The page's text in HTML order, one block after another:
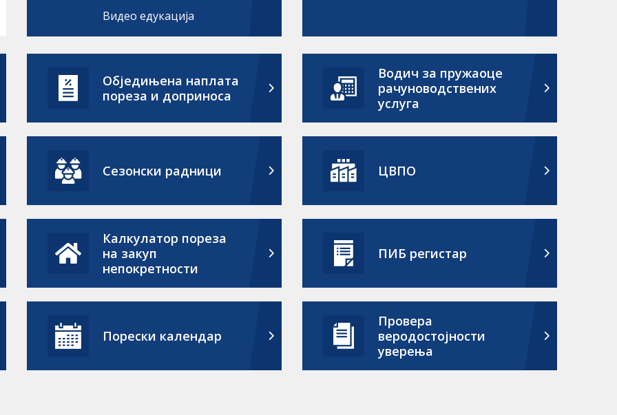
Видео едукација
Обједињена наплата
пореза и доприноса
Водич за пружаоце
рачуноводствених
услуга
Сезонски радници ЦВПО
Калкулатор пореза
на закуп
непокретности
ПИБ регистар
Порески календар
Провера
веродостојности
уверења